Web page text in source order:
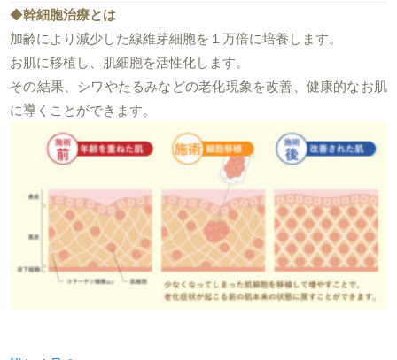
◆幹細胞治療とは
加齢により減少した線維芽細胞を１万倍に培養します。
お肌に移植し、肌細胞を活性化します。
その結果、シワやたるみなどの老化現象を改善、健康的なお肌
に導くことができます。